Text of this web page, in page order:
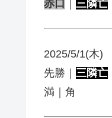
赤口
三隣亡
2025/5/1(木)
先勝｜ 三隣亡
満｜角